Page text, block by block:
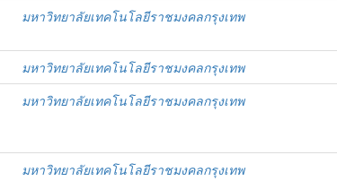
มหาวิทยาลัยเทคโนโลยีราชมงคลกรุงเทพ
มหาวิทยาลัยเทคโนโลยีราชมงคลกรุงเทพ
มหาวิทยาลัยเทคโนโลยีราชมงคลกรุงเทพ
มหาวิทยาลัยเทคโนโลยีราชมงคลกรุงเทพ